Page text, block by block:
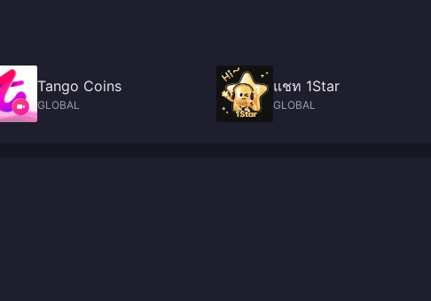
Tango Coins
GLOBAL
แชท 1Star
GLOBAL